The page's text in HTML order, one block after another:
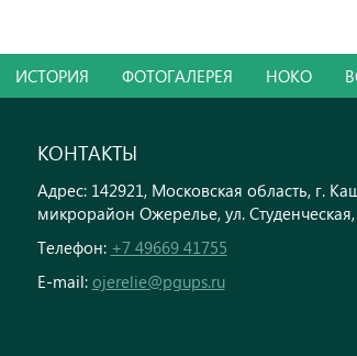
ИСТОРИЯ ФОТОГАЛЕРЕЯ НОКО
КОНТАКТЫ
Адрес: 142921, Московская область, г.
микрорайон Ожерелье, ул.
Телефон: +7 49669 41755
E-mail: ojerelie@pgups.ru